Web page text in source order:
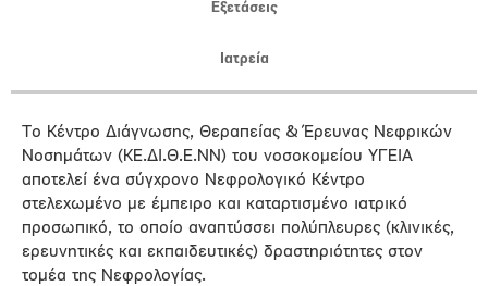
Εξετάσεις
Ιατρεία
Το Κέντρο Διάγνωσης, Θεραπείας & Έρευνας Νεφρικών
Νοσημάτων (ΚΕ.ΔΙ.Θ.Ε.ΝΝ) του νοσοκομείου ΥΓΕΙΑ
αποτελεί ένα σύγχρονο Νεφρολογικό Κέντρο
στελεχωμένο με έμπειρο και καταρτισμένο ιατρικό
προσωπικό, το οποίο αναπτύσσει πολύπλευρες (κλινικές,
ερευνητικές και εκπαιδευτικές) δραστηριότητες στον
τομέα της Νεφρολογίας.